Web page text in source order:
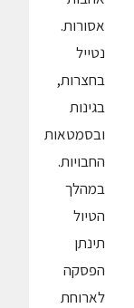
אסורות.
נטייל
בחצרות,
בגינות
ובסמטאות
החבויות.
במהלך
הטיול
תינתן
הפסקה
לארוחת